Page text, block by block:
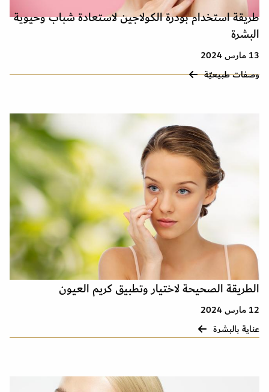
طريقة استخدام بودرة الكولاجين لاستعادة شباب وحيوية
البشرة
13 مارس 2024
وصفات طبيعيّة
الطريقة الصحيحة لاختيار وتطبيق كريم العيون
12 مارس 2024
عناية بالبشرة